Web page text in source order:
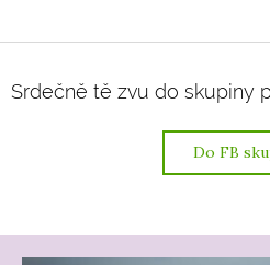
Srdečně tě zvu do skupiny
Do FB